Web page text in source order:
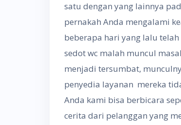
satu dengan yang lainnya
pernakah Anda mengalami
beberapa hari yang lalu
sedot wc malah muncul
menjadi tersumbat,
penyedia layanan mereka
Anda kami bisa berbicara
cerita dari pelanggan yang